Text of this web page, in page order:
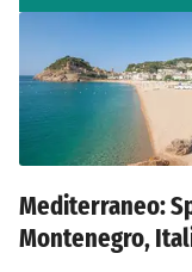
Mediterraneo:
Montenegro,